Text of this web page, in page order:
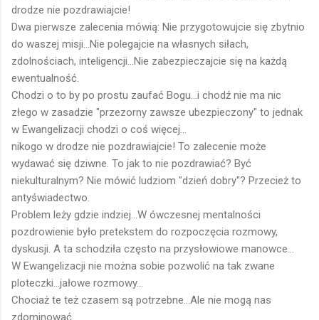
drodze nie pozdrawiajcie!
Dwa pierwsze zalecenia mówią: Nie przygotowujcie się zbytnio
do waszej misji...Nie polegajcie na własnych siłach,
zdolnościach, inteligencji...Nie zabezpieczajcie się na każdą
ewentualność.
Chodzi o to by po prostu zaufać Bogu...i chodź nie ma nic
złego w zasadzie "przezorny zawsze ubezpieczony" to jednak
w Ewangelizacji chodzi o coś więcej...
nikogo w drodze nie pozdrawiajcie! To zalecenie może
wydawać się dziwne. To jak to nie pozdrawiać? Być
niekulturalnym? Nie mówić ludziom "dzień dobry"? Przecież to
antyświadectwo.
Problem leży gdzie indziej...W ówczesnej mentalności
pozdrowienie było pretekstem do rozpoczęcia rozmowy,
dyskusji. A ta schodziła często na przysłowiowe manowce...
W Ewangelizacji nie można sobie pozwolić na tak zwane
ploteczki...jałowe rozmowy...
Chociaż te też czasem są potrzebne...Ale nie mogą nas
zdominować...